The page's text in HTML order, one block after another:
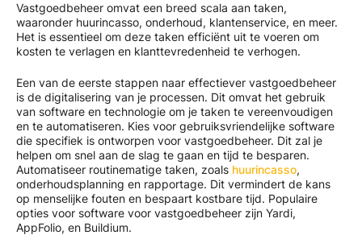
Vastgoedbeheer omvat een breed scala aan taken,
waaronder huurincasso, onderhoud, klantenservice, en meer.
Het is essentieel om deze taken efficiënt uit te voeren om
kosten te verlagen en klanttevredenheid te verhogen.
Een van de eerste stappen naar effectiever vastgoedbeheer
is de digitalisering van je processen. Dit omvat het gebruik
van software en technologie om je taken te vereenvoudigen
en te automatiseren. Kies voor gebruiksvriendelijke software
die specifiek is ontworpen voor vastgoedbeheer. Dit zal je
helpen om snel aan de slag te gaan en tijd te besparen.
Automatiseer routinematige taken, zoals huurincasso,
onderhoudsplanning en rapportage. Dit vermindert de kans
op menselijke fouten en bespaart kostbare tijd. Populaire
opties voor software voor vastgoedbeheer zijn Yardi,
AppFolio, en Buildium.